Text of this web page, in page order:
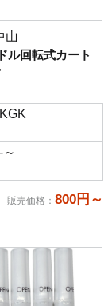
山
ル回転式カート
KGK
-～
販売価格 ： 800円～